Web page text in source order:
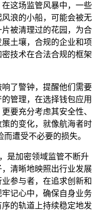
这场监管风暴中，一些
浪的小船，可能会被无
被清理过的花园，为合
土壤，合规的企业和项
技术在合法合规的框架
了警钟，提醒他们需要
管理，在选择钱包应用
要充分考虑其安全性、
的变化，就像航海者时
遭受不必要的损失。
是加密领域监管不断升
清晰地映照出行业发展
参与者，在追求创新和
记心中，确保自身业务
的轨道上持续稳定地发